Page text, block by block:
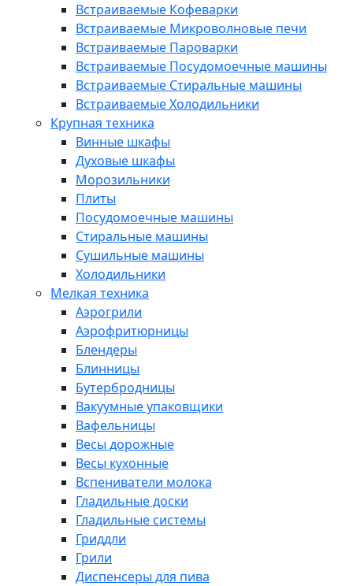
Встраиваемые Кофеварки
Встраиваемые Микроволновые печи
Встраиваемые Пароварки
Встраиваемые Посудомоечные машины
Встраиваемые Стиральные машины
Встраиваемые Холодильники
Крупная техника
Винные шкафы
Духовые шкафы
Морозильники
Плиты
Посудомоечные машины
Стиральные машины
Сушильные машины
Холодильники
Мелкая техника
Аэрогрили
Аэрофритюрницы
Блендеры
Блинницы
Бутербродницы
Вакуумные упаковщики
Вафельницы
Весы дорожные
Весы кухонные
Вспениватели молока
Гладильные доски
Гладильные системы
Гриддли
Грили
Диспенсеры для пива